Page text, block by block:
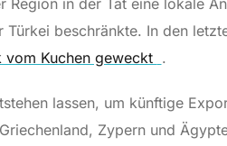
beschränkte. In den
Kuchen geweckt .
lassen, um künftige
Zypern und